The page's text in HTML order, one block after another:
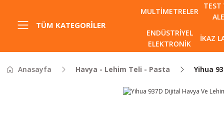
TÜM KATEGORILER
MULTIMETRELER
TEST
ENDÜSTRIYEL
ELEKTRONIK
İKAZ
Anasayfa Havya - Lehim Teli - Pasta Yihua